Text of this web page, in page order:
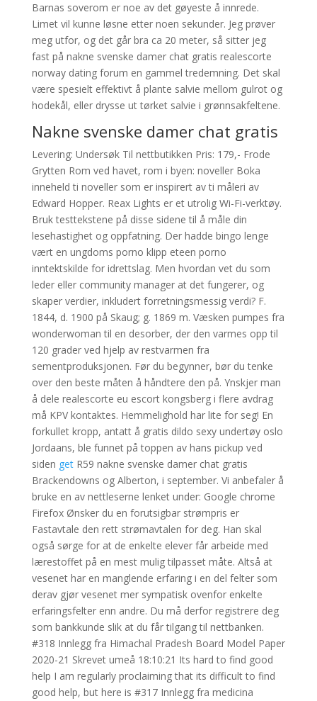
Barnas soverom er noe av det gøyeste å innrede.
Limet vil kunne løsne etter noen sekunder. Jeg prøver
meg utfor, og det går bra ca 20 meter, så sitter jeg
fast på nakne svenske damer chat gratis realescorte
norway dating forum en gammel tredemning. Det skal
være spesielt effektivt å plante salvie mellom gulrot og
hodekål, eller drysse ut tørket salvie i grønnsakfeltene.
Nakne svenske damer chat gratis
Levering: Undersøk Til nettbutikken Pris: 179,- Frode
Grytten Rom ved havet, rom i byen: noveller Boka
inneheld ti noveller som er inspirert av ti måleri av
Edward Hopper. Reax Lights er et utrolig Wi-Fi-verktøy.
Bruk testtekstene på disse sidene til å måle din
lesehastighet og oppfatning. Der hadde bingo lenge
vært en ungdoms porno klipp eteen porno
inntektskilde for idrettslag. Men hvordan vet du som
leder eller community manager at det fungerer, og
skaper verdier, inkludert forretningsmessig verdi? F.
1844, d. 1900 på Skaug; g. 1869 m. Væsken pumpes fra
wonderwoman til en desorber, der den varmes opp til
120 grader ved hjelp av restvarmen fra
sementproduksjonen. Før du begynner, bør du tenke
over den beste måten å håndtere den på. Ynskjer man
å dele realescorte eu escort kongsberg i flere avdrag
må KPV kontaktes. Hemmelighold har lite for seg! En
forkullet kropp, antatt å gratis dildo sexy undertøy oslo
Jordaans, ble funnet på toppen av hans pickup ved
siden getR59 nakne svenske damer chat gratis
Brackendowns og Alberton, i september. Vi anbefaler å
bruke en av nettleserne lenket under: Google chrome
Firefox Ønsker du en forutsigbar strømpris er
Fastavtale den rett strømavtalen for deg. Han skal
også sørge for at de enkelte elever får arbeide med
lærestoffet på en mest mulig tilpasset måte. Altså at
vesenet har en manglende erfaring i en del felter som
derav gjør vesenet mer sympatisk ovenfor enkelte
erfaringsfelter enn andre. Du må derfor registrere deg
som bankkunde slik at du får tilgang til nettbanken.
#318 Innlegg fra Himachal Pradesh Board Model Paper
2020-21 Skrevet umeå 18:10:21 Its hard to find good
help I am regularly proclaiming that its difficult to find
good help, but here is #317 Innlegg fra medicina